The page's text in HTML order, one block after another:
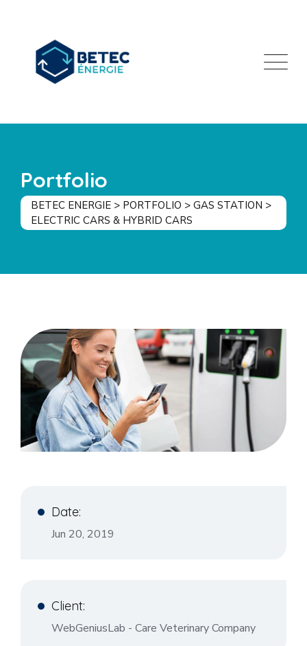
Portfolio
BETEC ENERGIE > PORTFOLIO > GAS STATION >
ELECTRIC CARS & HYBRID CARS
Date:
Jun 20, 2019
Client:
WebGeniusLab - Care Veterinary Company